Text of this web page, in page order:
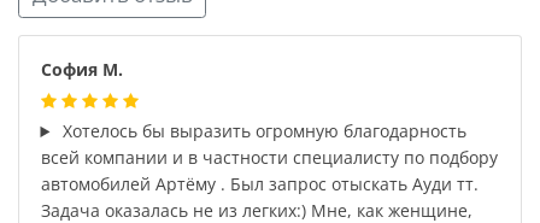
София М.
Хотелось бы выразить огромную благодарность
всей компании и в частности специалисту по подбору
автомобилей Артёму . Был запрос отыскать Ауди тт.
Задача оказалась не из легких:) Мне, как женщине,